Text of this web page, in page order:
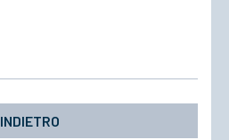
INDIETRO